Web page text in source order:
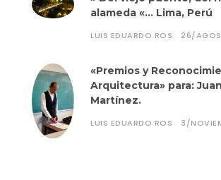
alameda «… Lima, Perú
LUIS EDUARDO ROS 26/
«Premios y
Arquitectura» para:
Martínez.
LUIS EDUARDO ROS 3/